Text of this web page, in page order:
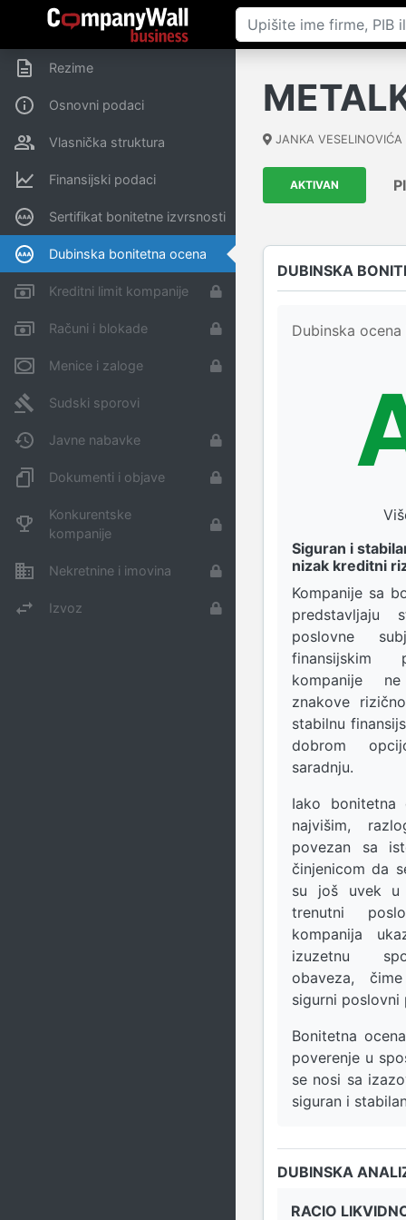
Rezime
Osnovni podaci
Vlasnička struktura
Finansijski podaci
Sertifikat bonitetne izvrsnosti
Dubinska bonitetna ocena
Kreditni limit kompanije
Računi i blokade
Menice i zaloge
Sudski sporovi
Javne nabavke
Dokumenti i objave
Konkurentske
kompanije
Nekretnine i imovina
Izvoz
JANKA VESELINOVIĆA
AKTIVAN
DUBINSKA
Dubinska
Siguran i
nizak kreditni
Kompanije sa
predstavljaju
poslovne
finansijskim
kompanije
znakove
stabilnu
dobrom
saradnju.
Iako
najvišim,
povezan sa
činjenicom da
su još uvek u
trenutni
kompanija
izuzetnu
obaveza,
sigurni poslovni
Bonitetna
poverenje u
se nosi sa
siguran i
DUBINSKA
RACIO